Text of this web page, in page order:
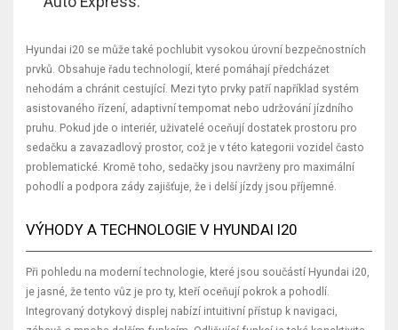
Hyundai i20 se může také pochlubit vysokou úrovní bezpečnostních
prvků. Obsahuje řadu technologií, které pomáhají předcházet
nehodám a chránit cestující. Mezi tyto prvky patří například systém
asistovaného řízení, adaptivní tempomat nebo udržování jízdního
pruhu. Pokud jde o interiér, uživatelé oceňují dostatek prostoru pro
sedačku a zavazadlový prostor, což je v této kategorii vozidel často
problematické. Kromě toho, sedačky jsou navrženy pro maximální
pohodlí a podpora zády zajišťuje, že i delší jízdy jsou příjemné.
VÝHODY A TECHNOLOGIE V HYUNDAI I20
Při pohledu na moderní technologie, které jsou součástí Hyundai i20,
je jasné, že tento vůz je pro ty, kteří oceňují pokrok a pohodlí.
Integrovaný dotykový displej nabízí intuitivní přístup k navigaci,